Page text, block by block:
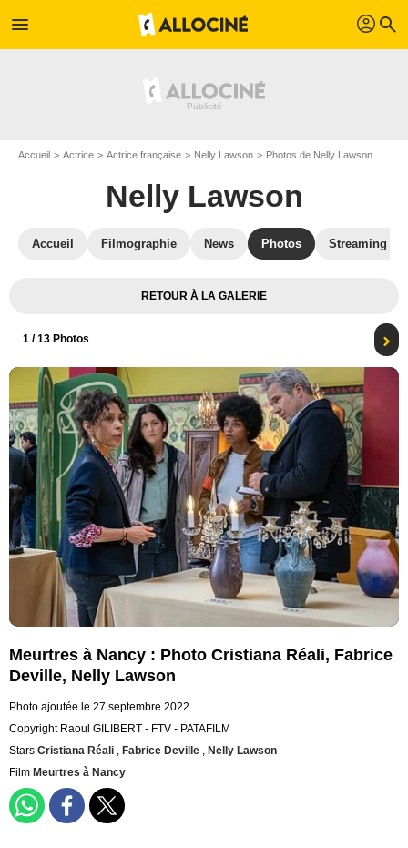
menu profil search
Accueil Actrice Actrice française Nelly Lawson Photos de Nelly Lawson
Nelly Lawson
Accueil Filmographie News Photos Streaming
RETOUR À LA GALERIE
1 / 13 Photos
Meurtres à Nancy : Photo Cristiana Réali, Fabrice
Deville, Nelly Lawson
Photo ajoutée le 27 septembre 2022
Copyright Raoul GILIBERT - FTV - PATAFILM
Stars Cristiana Réali , Fabrice Deville , Nelly Lawson
Film Meurtres à Nancy